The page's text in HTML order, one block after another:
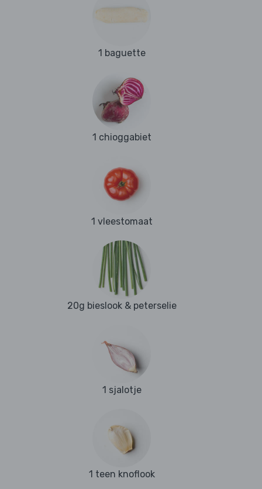
1 baguette
1 chioggabiet
1 vleestomaat
20g bieslook & peterselie
1 sjalotje
1 teen knoflook